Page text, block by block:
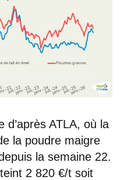
d’après ATLA, où la
la poudre maigre
la semaine 22.
2 820 €/t soit